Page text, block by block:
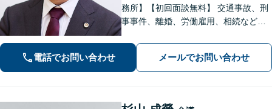
務所】【初回面談無料】 交通事故、刑
事事件、離婚、労働雇用、相続などの
経験15年以上】依頼者様に寄り添い、
解決へと導きます【電話相談可】【本
八幡駅9分】
電話でお問い合わせ メールでお問い合わせ